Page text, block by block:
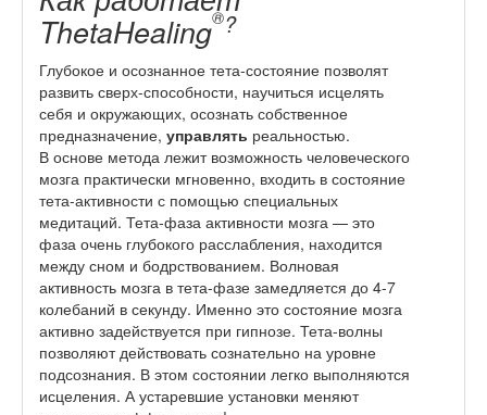
ThetaHealing®?
Глубокое и осознанное тета-состояние позволят
развить сверх-способности, научиться исцелять
себя и окружающих, осознать собственное
предназначение, управлять реальностью.
В основе метода лежит возможность человеческого
мозга практически мгновенно, входить в состояние
тета-активности с помощью специальных
медитаций. Тета-фаза активности мозга — это
фаза очень глубокого расслабления, находится
между сном и бодрствованием. Волновая
активность мозга в тета-фазе замедляется до 4-7
колебаний в секунду. Именно это состояние мозга
активно задействуется при гипнозе. Тета-волны
позволяют действовать сознательно на уровне
подсознания. В этом состоянии легко выполняются
исцеления. А устаревшие установки меняют